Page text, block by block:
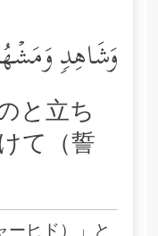
وَشَاهِدࣲ
と立ち
て（誓